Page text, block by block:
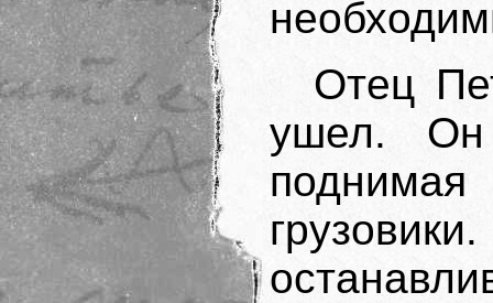
Отец
ушел. Он
поднимая